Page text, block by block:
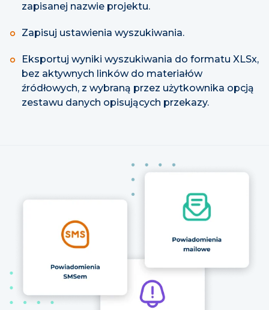
zapisanej nazwie projektu.
Zapisuj ustawienia wyszukiwania.
Eksportuj wyniki wyszukiwania do formatu XLSx,
bez aktywnych linków do materiałów
źródłowych, z wybraną przez użytkownika opcją
zestawu danych opisujących przekazy.